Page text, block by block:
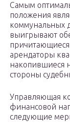
Самым
положения
коммунальных
выигрывают
арендаторы
накопившиеся
стороны
Управляющая
финансовой
следующие